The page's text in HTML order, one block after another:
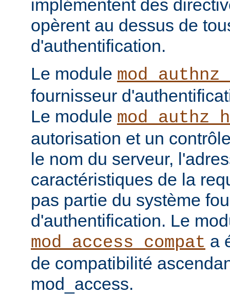
implémentent des
opèrent au dessus de
d'authentification.
Le module
fournisseur
Le module
autorisation et un
le nom du serveur,
caractéristiques de la
pas partie du système
d'authentification. Le
mod_access_compat a
de compatibilité
mod_access.